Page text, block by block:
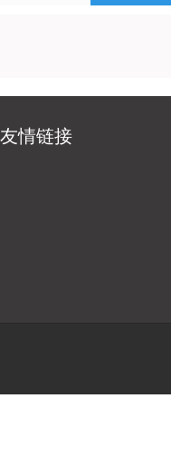
友情链接